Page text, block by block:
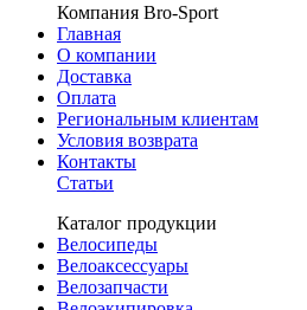
Компания Bro-Sport
Главная
О компании
Доставка
Оплата
Региональным клиентам
Условия возврата
Контакты
Статьи
Каталог продукции
Велосипеды
Велоаксессуары
Велозапчасти